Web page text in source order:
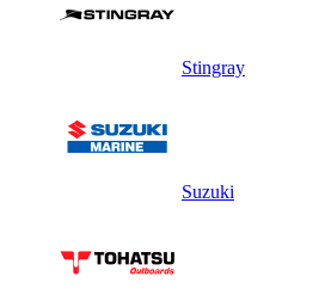
Stingray
Suzuki